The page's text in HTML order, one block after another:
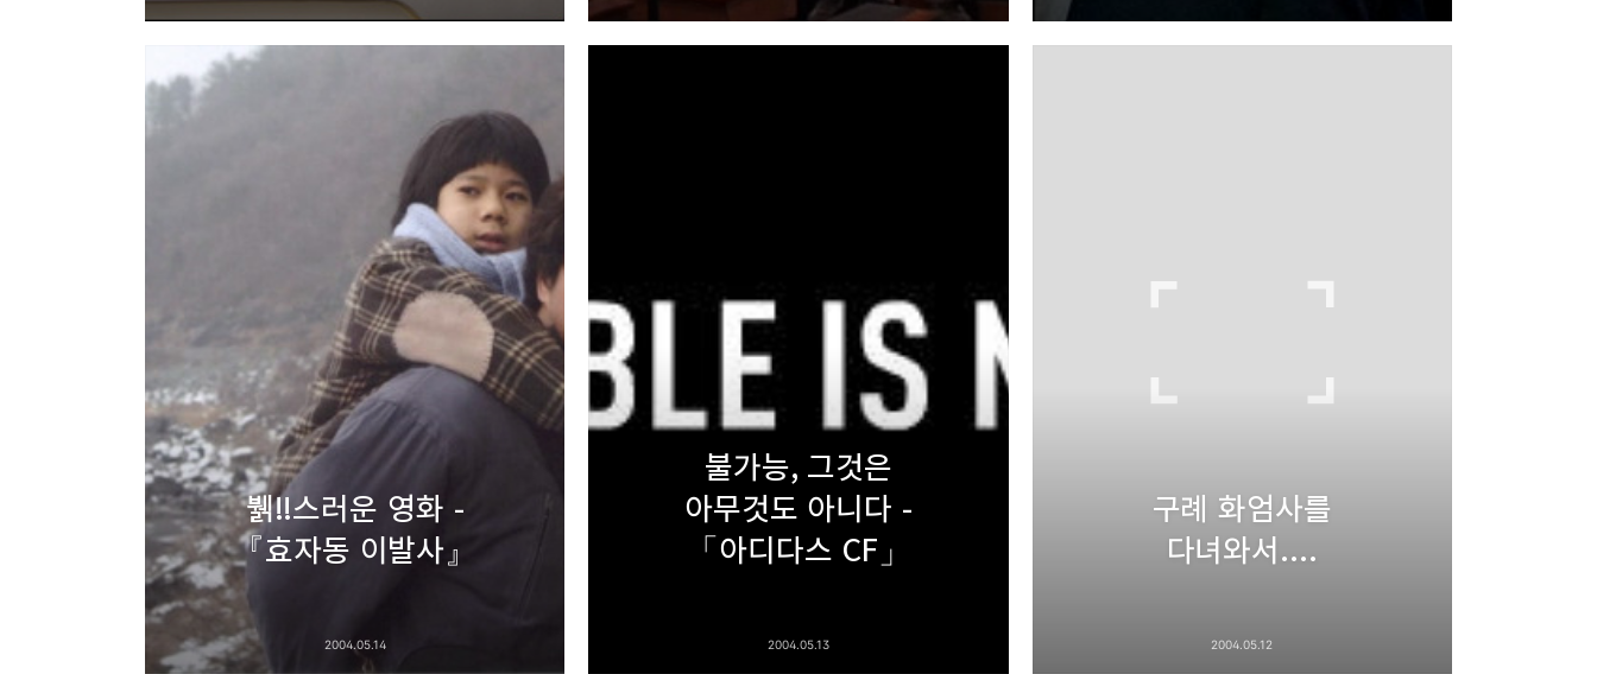
뷁!!스러운 영화 -
『효자동 이발사』
2004.05.14
불가능, 그것은
아무것도 아니다 -
「아디다스 CF」
2004.05.13
구례 화엄사를
다녀와서....
2004.05.12